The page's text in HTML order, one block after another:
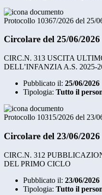
Protocollo 10367/2026 del 25/
Circolare del 25/06/2026
CIRC.N. 313 USCITA
DELL’INFANZIA A.S. 2025-
Pubblicato il: 25/06/2026
Tipologia: Tutto il
Protocollo 10315/2026 del 23/
Circolare del 23/06/2026
CIRC.N. 312
DEL PRIMO CICLO
Pubblicato il: 23/06/2026
Tipologia: Tutto il